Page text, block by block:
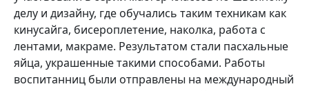
делу и дизайну, где обучались таким техникам как
кинусайга, бисероплетение, наколка, работа с
лентами, макраме. Результатом стали пасхальные
яйца, украшенные такими способами. Работы
воспитанниц были отправлены на международный